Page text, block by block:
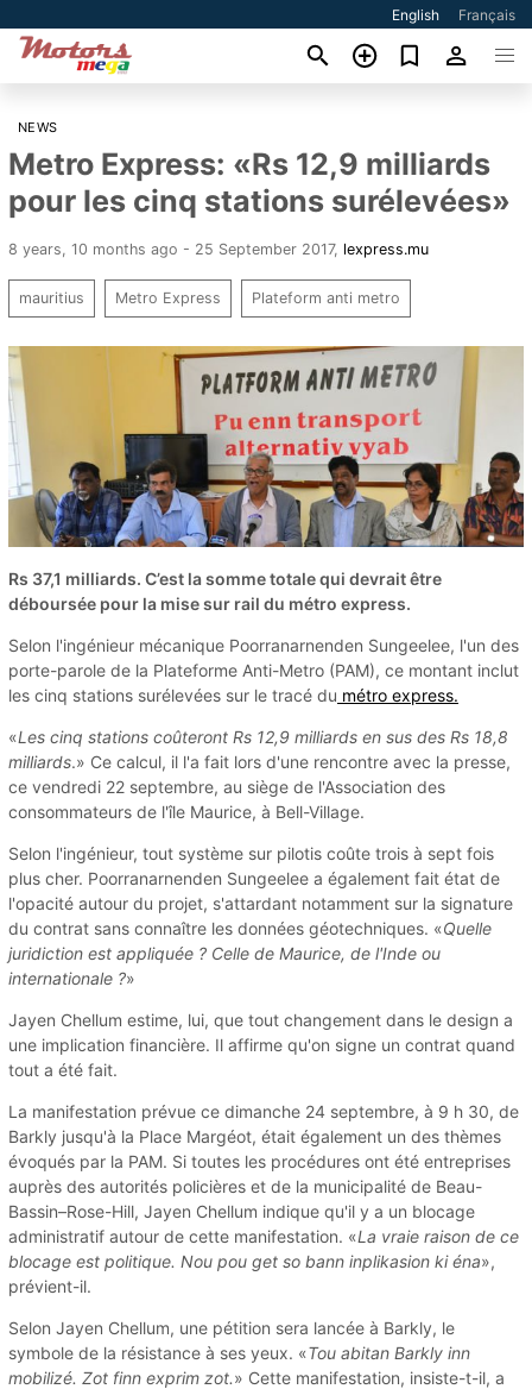
English Français
NEWS
Metro Express: «Rs 12,9 milliards
pour les cinq stations surélevées»
8 years, 10 months ago - 25 September 2017, lexpress.mu
mauritius Metro Express Plateform anti metro
Rs 37,1 milliards. C’est la somme totale qui devrait être
déboursée pour la mise sur rail du métro express.
Selon l'ingénieur mécanique Poorranarnenden Sungeelee, l'un des
porte-parole de la Plateforme Anti-Metro (PAM), ce montant inclut
les cinq stations surélevées sur le tracé du métro express.
«Les cinq stations coûteront Rs 12,9 milliards en sus des Rs 18,8
milliards.» Ce calcul, il l'a fait lors d'une rencontre avec la presse,
ce vendredi 22 septembre, au siège de l'Association des
consommateurs de l'île Maurice, à Bell-Village.
Selon l'ingénieur, tout système sur pilotis coûte trois à sept fois
plus cher. Poorranarnenden Sungeelee a également fait état de
l'opacité autour du projet, s'attardant notamment sur la signature
du contrat sans connaître les données géotechniques. «Quelle
juridiction est appliquée ? Celle de Maurice, de l'Inde ou
internationale ?»
Jayen Chellum estime, lui, que tout changement dans le design a
une implication financière. Il affirme qu'on signe un contrat quand
tout a été fait.
La manifestation prévue ce dimanche 24 septembre, à 9 h 30, de
Barkly jusqu'à la Place Margéot, était également un des thèmes
évoqués par la PAM. Si toutes les procédures ont été entreprises
auprès des autorités policières et de la municipalité de Beau-
Bassin–Rose-Hill, Jayen Chellum indique qu'il y a un blocage
administratif autour de cette manifestation. «La vraie raison de ce
blocage est politique. Nou pou get so bann inplikasion ki éna»,
prévient-il.
Selon Jayen Chellum, une pétition sera lancée à Barkly, le
symbole de la résistance à ses yeux. «Tou abitan Barkly inn
mobilizé. Zot finn exprim zot.» Cette manifestation, insiste-t-il, a